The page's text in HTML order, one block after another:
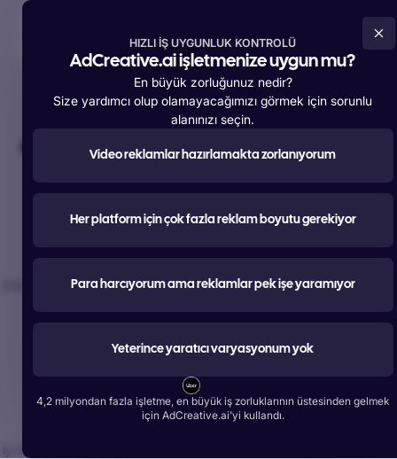
HIZLI İŞ UYGUNLUK KONTROLÜ
AdCreative.ai işletmenize uygun mu?
En büyük zorluğunuz nedir?
Size yardımcı olup olamayacağımızı görmek için sorunlu
alanınızı seçin.
Video reklamlar hazırlamakta zorlanıyorum
Her platform için çok fazla reklam boyutu gerekiyor
Para harcıyorum ama reklamlar pek işe yaramıyor
Yeterince yaratıcı varyasyonum yok
4,2 milyondan fazla işletme, en büyük iş zorluklarının üstesinden gelmek
için AdCreative.ai'yi kullandı.
Şimdi Ücretsiz Deneyin
Dünya çapında 4.200.000 'den fazla üyeye
#Reklamcılık için en çok
kullanılan 1 numaralı
AI aracı
Daha iyi performans gösteren reklamlar, metinler, fotoğraflar ve
Şimdi Ücretsiz Deneyin
Google ile Ücretsiz Başlayın
İyi Markalar Tarafından Oluşturulan 1 Milyardan Fazla Reklam